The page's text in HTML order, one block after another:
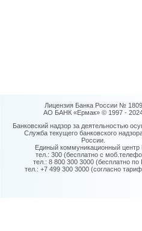
Лицензия Банка России № 1809
АО БАНК «Ермак» © 1997 -
Банковский надзор за деятельностью
Служба текущего банковского
России.
Единый коммуникационный центр
тел.: 300 (бесплатно с
тел.: 8 800 300 3000 (бесплатно по
тел.: +7 499 300 3000 (согласно